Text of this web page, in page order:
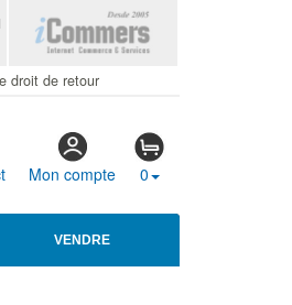
droit de retour
Mon compte 0
VENDRE